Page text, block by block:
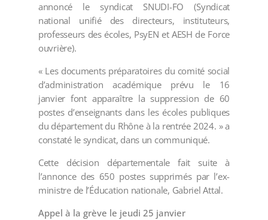
annoncé le syndicat SNUDI-FO (Syndicat
national unifié des directeurs, instituteurs,
professeurs des écoles, PsyEN et AESH de Force
ouvrière).
« Les documents préparatoires du comité social
d’administration académique prévu le 16
janvier font apparaître la suppression de 60
postes d’enseignants dans les écoles publiques
du département du Rhône à la rentrée 2024. » a
constaté le syndicat, dans un communiqué.
Cette décision départementale fait suite à
l’annonce des 650 postes supprimés par l’ex-
ministre de l’Éducation nationale, Gabriel Attal.
Appel à la grève le jeudi 25 janvier